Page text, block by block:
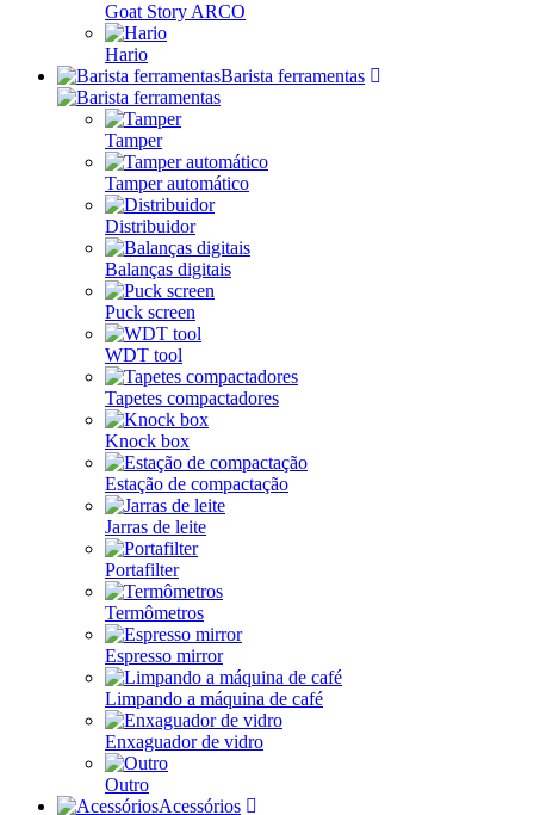
Goat Story ARCO
Hario
Barista ferramentas
Tamper
Tamper automático
Distribuidor
Balanças digitais
Puck screen
WDT tool
Tapetes compactadores
Knock box
Estação de compactação
Jarras de leite
Portafilter
Termômetros
Espresso mirror
Limpando a máquina de café
Enxaguador de vidro
Outro
Acessórios